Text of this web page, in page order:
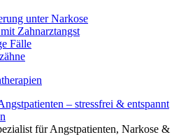
unter Narkose
Zahnarztangst
Fälle
für Angstpatienten, Narkose &